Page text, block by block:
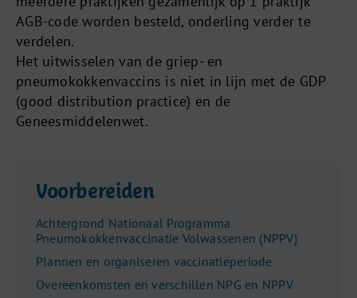
AGB-code worden besteld, onderling verder te
verdelen.
Het uitwisselen van de griep- en
pneumokokkenvaccins is niet in lijn met de GDP
(good distribution practice) en de
Geneesmiddelenwet.
Voorbereiden
Achtergrond Nationaal Programma
Pneumokokkenvaccinatie Volwassenen (NPPV)
Plannen en organiseren vaccinatieperiode
Overeenkomsten en verschillen NPG en NPPV